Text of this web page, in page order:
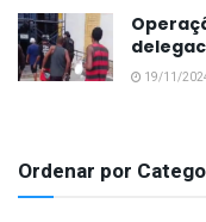
19/11/
Ordenar por